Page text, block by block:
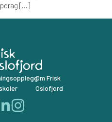
[…]
Om Frisk
Oslofjord